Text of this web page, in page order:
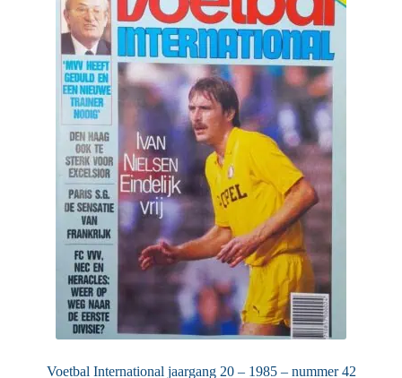
Voetbal International jaargang 20 – 1985 – nummer 42